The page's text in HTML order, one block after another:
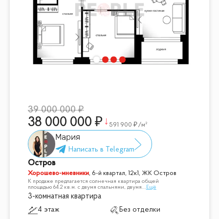
спокойствие и комфортную жизнь в Москве!
📞 Звоните сейчас, чтобы записаться на просмотр и узнать
подробности!
39 000 000
38 000 000 591 900 /м²
Мария
Остров
Хорошево-мневники, 6-й квартал, 12к1, ЖК Остров
К продаже предлагается солнечная квартира общей
площадью 64.2 кв.м. с двумя спальнями, двумя... Ещё
3-комнатная квартира
4 этаж
Без отделки